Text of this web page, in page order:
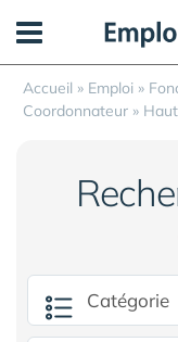
Accueil » Emploi »
Coordonnateur »